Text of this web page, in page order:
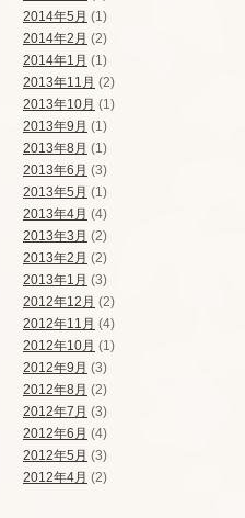
2014年5月 (1)
2014年2月 (2)
2014年1月 (1)
2013年11月 (2)
2013年10月 (1)
2013年9月 (1)
2013年8月 (1)
2013年6月 (3)
2013年5月 (1)
2013年4月 (4)
2013年3月 (2)
2013年2月 (2)
2013年1月 (3)
2012年12月 (2)
2012年11月 (4)
2012年10月 (1)
2012年9月 (3)
2012年8月 (2)
2012年7月 (3)
2012年6月 (4)
2012年5月 (3)
2012年4月 (2)